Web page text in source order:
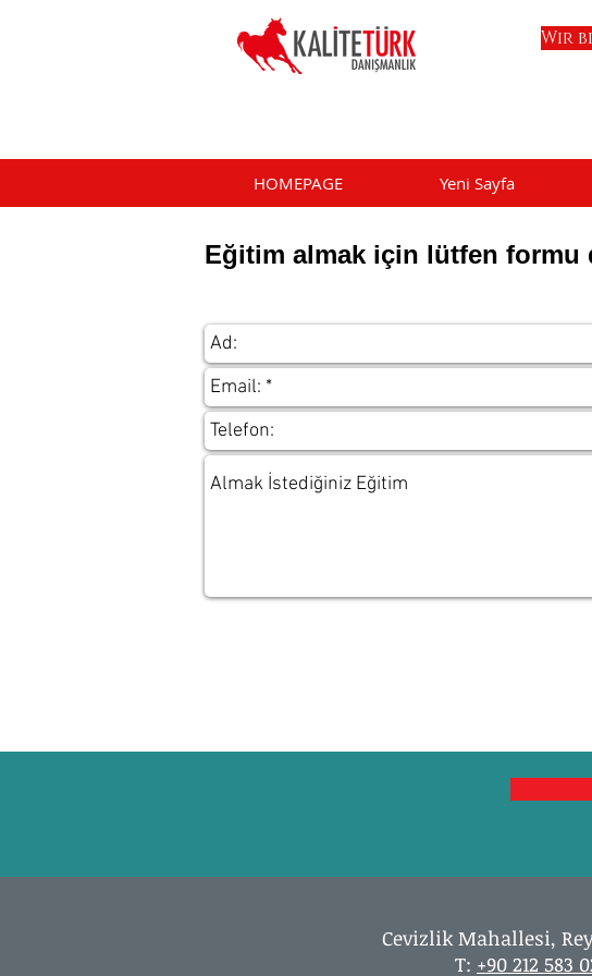
Wir
HOMEPAGE Yeni Sayfa
Eğitim almak için lütfen formu
Cevizlik Mahallesi,
T: +90 212 583